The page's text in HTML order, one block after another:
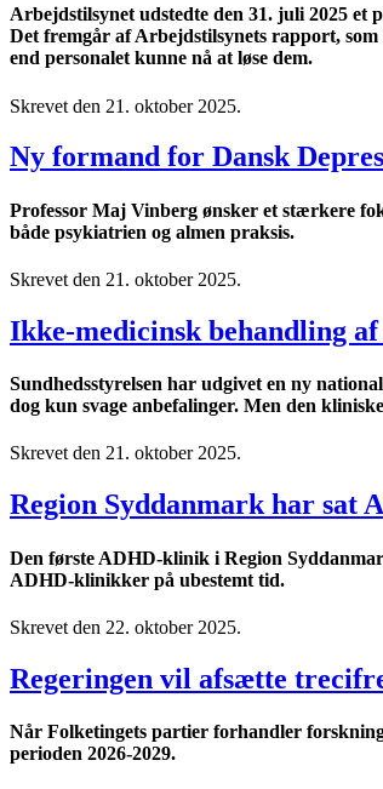
Arbejdstilsynet udstedte den 31. juli 2025
Det fremgår af Arbejdstilsynets rapport,
end personalet kunne nå at løse dem.
Skrevet den 21. oktober 2025.
Ny formand for Dansk
Professor Maj Vinberg ønsker et stærkere
både psykiatrien og almen praksis.
Skrevet den 21. oktober 2025.
Ikke-medicinsk behandling
Sundhedsstyrelsen har udgivet en ny
dog kun svage anbefalinger. Men den
Skrevet den 21. oktober 2025.
Region Syddanmark har sat
Den første ADHD-klinik i Region
ADHD-klinikker på ubestemt tid.
Skrevet den 22. oktober 2025.
Regeringen vil afsætte
Når Folketingets partier forhandler
perioden 2026-2029.